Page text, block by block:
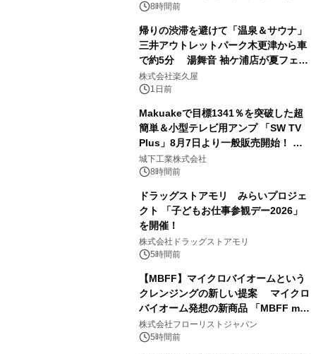
ボグッズも発売決定！
8時間前
帰りの渋滞を避けて「温泉＆サウナ」
三井アウトレットパーク木更津から車
で約5分 湯舞音 袖ケ浦店が夏フェア
メニューを提供
株式会社楽久屋
1日前
Makuakeで目標1341％を突破した超
簡単＆小型テレビ用アンプ 「SW TV
Plus」8月7日より一般販売開始！ ケ
ーブル1本つなぐだけ、テレビの音が
ぐっと豊かに
城下工業株式会社
8時間前
ドラッグストアモリ みらいプロジェ
クト 「子どもお仕事参観デー2026」
を開催！
株式会社ドラッグストアモリ
5時間前
【MBFF】マイクロバイオームという
クレンジングの新しい提案 マイクロ
バイオーム発想の新商品 「MBFF mb
クレンジングPRO」を2026年8月6日
発売
株式会社フローリストジャパン
5時間前